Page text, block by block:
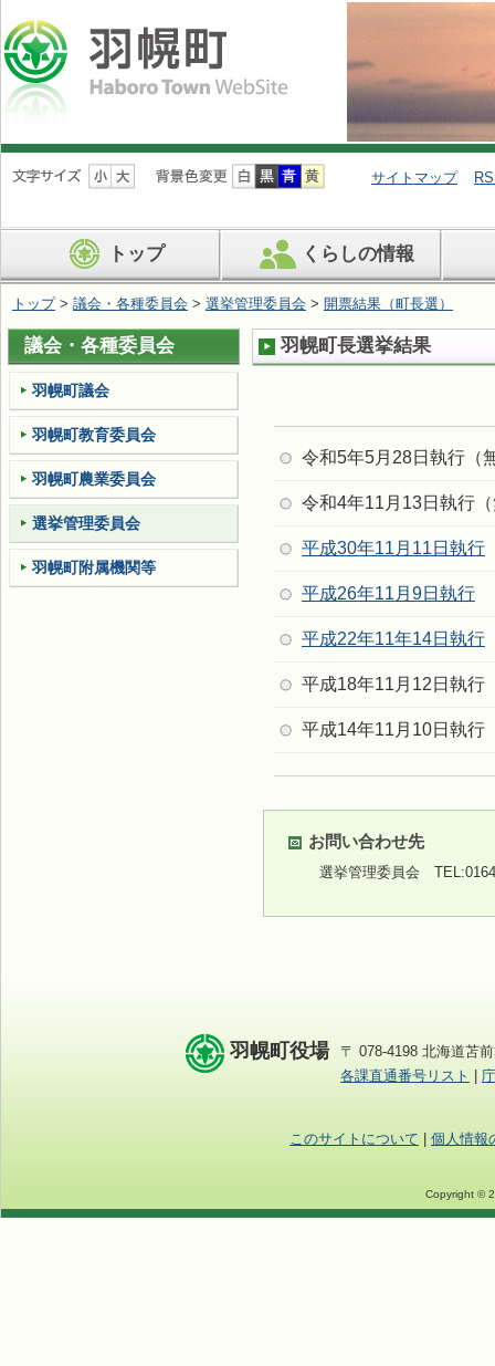
ナ
ビ
ン
を
ば
す
サイトマップ
トップ くらしの情報
トップ> 議会・各種委員会 > 選挙管理委員会 > 開票結果（町長選）
羽幌町長選挙結果
令和5年5月28日執行（
令和4年11月13日執行
平成30年11月11日執行
平成26年11月9日執行
平成22年11年14日執行
平成18年11月12日執行
平成14年11月10日執行
お問い合わせ先
選挙管理委員会
議会・各種委員会
羽幌町議会
羽幌町教育委員会
羽幌町農業委員会
選挙管理委員会
羽幌町附属機関等
羽幌町役場
〒 078-4198 北海道苫
各課直通番号リスト
このサイトについて 個人情報
Copyright ©